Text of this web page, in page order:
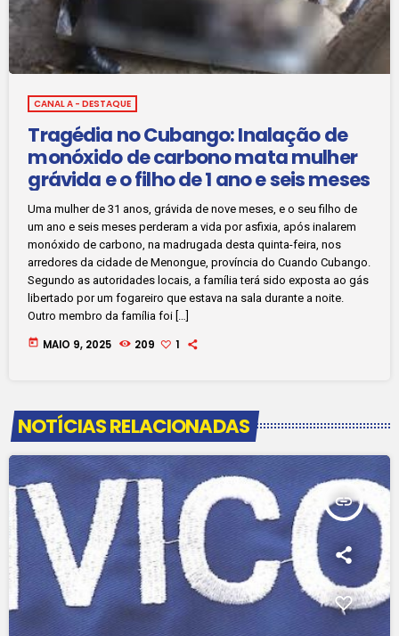
CANAL A - DESTAQUE
Tragédia no Cubango: Inalação de
monóxido de carbono mata mulher
grávida e o filho de 1 ano e seis meses
Uma mulher de 31 anos, grávida de nove meses, e o seu filho de
um ano e seis meses perderam a vida por asfixia, após inalarem
monóxido de carbono, na madrugada desta quinta-feira, nos
arredores da cidade de Menongue, província do Cuando Cubango.
Segundo as autoridades locais, a família terá sido exposta ao gás
libertado por um fogareiro que estava na sala durante a noite.
Outro membro da família foi […]
today MAIO 9, 2025 209 1
NOTÍCIAS RELACIONADAS
insert_link